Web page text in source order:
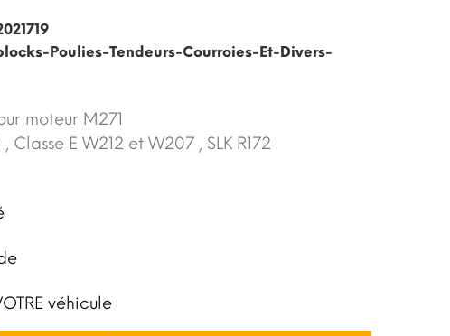
Poulies-Tendeurs-Courroies-Et-Divers-
moteur M271
Classe E W212 et W207 , SLK R172
véhicule